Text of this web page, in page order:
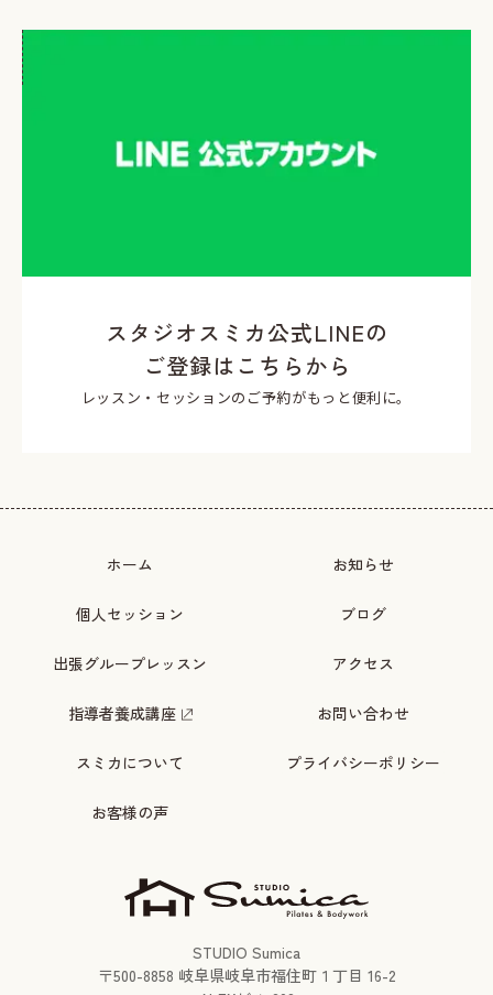
スタジオスミカ公式LINEの
ご登録はこちらから
レッスン・セッションのご予約がもっと便利に。
ホーム
個人セッション
出張グループレッスン
指導者養成講座
スミカについて
お客様の声
お知らせ
ブログ
アクセス
お問い合わせ
プライバシーポリシー
STUDIO Sumica
〒500-8858 岐阜県岐阜市福住町１丁目 16-2